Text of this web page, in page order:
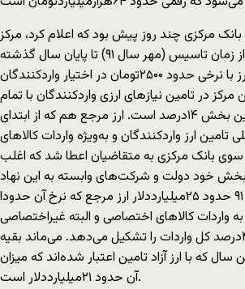
مرکزی چند روز پيش بود که اعلام کرد، مرکز
مبادلات ارزی از زمان تاسيس (مهر سال ۹۱) تا پايان سال گذشته
۶/۷ميليارددلار ارز با نرخی حدود ۲۵۰۰تومان در اختيار واردکنندگان
در تامين نيازهای ارزی واردکنندگان با تمام
دفاعيات مسوولان اين بخش ۱۴درصد است. ارز مرجع هم که از ابتدای
ارز واردکنندگان و به‌ويژه واردات کالاهای
سوی بانک مرکزی به متقاضيان اعطا شد که اغلب
بخش خود دولت و شرکت‌های وابسته به اين نهاد
بودند. در سال ۹۱ حدود ۲۵ميليارددلار ارز مرجع که نرخ آن حدودا
به واردات کالاهای اختصاصی و البته غيراختصاصی
تخصيص يافت که ۴۷درصد کل واردات را تشکيل می‌دهد. می‌ماند بقيه
که با ارز آزاد تامين اعتبار شده‌اند که ميزان
آن حدود ۲۱ميليارددلار است.